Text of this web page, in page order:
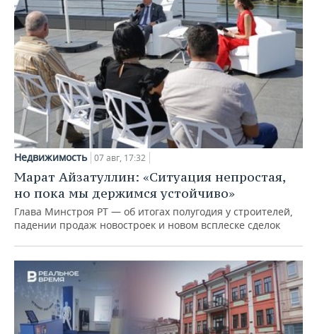
Недвижимость 07 авг, 17:32
Марат Айзатуллин: «Ситуация непростая,
но пока мы держимся устойчиво»
Глава Минстроя РТ — об итогах полугодия у строителей,
падении продаж новостроек и новом всплеске сделок